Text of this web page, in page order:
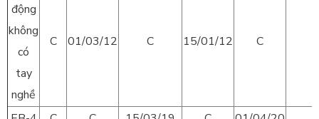
động
không
có
tay
nghề
C 01/03/12 C 15/01/12 C